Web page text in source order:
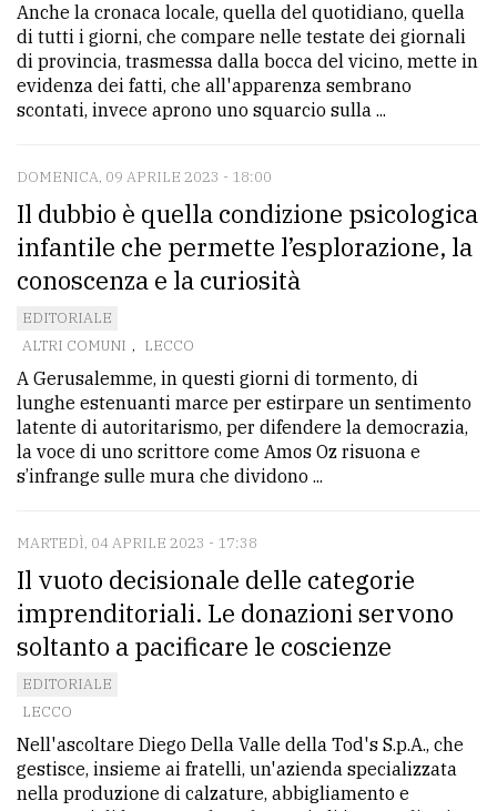
Cookie
policy
Anche la cronaca locale, quella del quotidiano, quella
di tutti i giorni, che compare nelle testate dei giornali
di provincia, trasmessa dalla bocca del vicino, mette in
evidenza dei fatti, che all'apparenza sembrano
scontati, invece aprono uno squarcio sulla ...
DOMENICA, 09 APRILE 2023 - 18:00
Il dubbio è quella condizione psicologica
infantile che permette l’esplorazione, la
conoscenza e la curiosità
EDITORIALE
ALTRI COMUNI , LECCO
A Gerusalemme, in questi giorni di tormento, di
lunghe estenuanti marce per estirpare un sentimento
latente di autoritarismo, per difendere la democrazia,
la voce di uno scrittore come Amos Oz risuona e
s’infrange sulle mura che dividono ...
MARTEDÌ, 04 APRILE 2023 - 17:38
Il vuoto decisionale delle categorie
imprenditoriali. Le donazioni servono
soltanto a pacificare le coscienze
EDITORIALE
LECCO
Nell'ascoltare Diego Della Valle della Tod's S.p.A., che
gestisce, insieme ai fratelli, un'azienda specializzata
nella produzione di calzature, abbigliamento e